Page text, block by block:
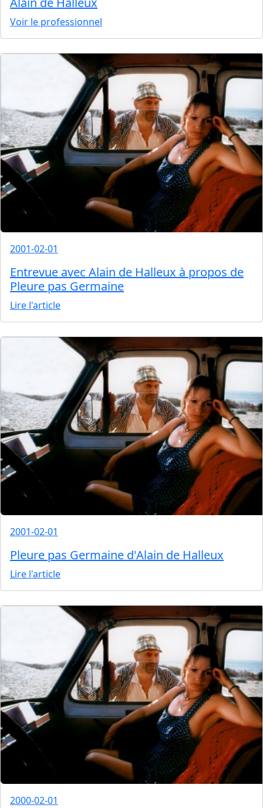
Voir le professionnel
2001-02-01
Entrevue avec Alain de Halleux à propos de
Pleure pas Germaine
Lire l'article
2001-02-01
Pleure pas Germaine d'Alain de Halleux
Lire l'article
2000-02-01